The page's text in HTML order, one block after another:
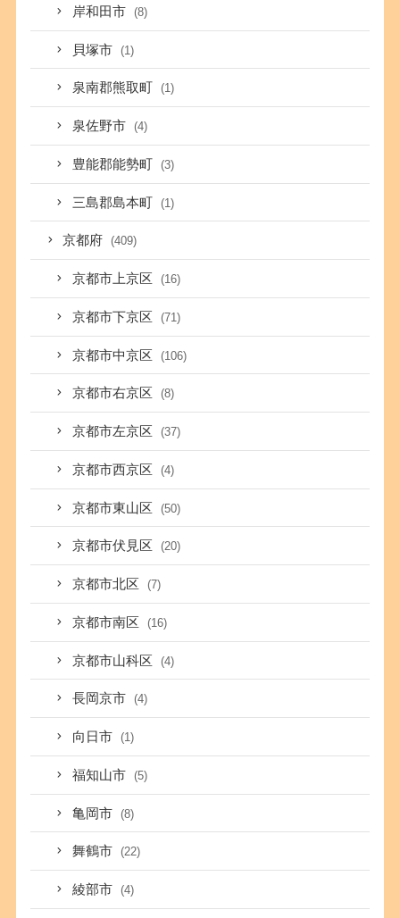
岸和田市 (8)
貝塚市 (1)
泉南郡熊取町 (1)
泉佐野市 (4)
豊能郡能勢町 (3)
三島郡島本町 (1)
京都府 (409)
京都市上京区 (16)
京都市下京区 (71)
京都市中京区 (106)
京都市右京区 (8)
京都市左京区 (37)
京都市西京区 (4)
京都市東山区 (50)
京都市伏見区 (20)
京都市北区 (7)
京都市南区 (16)
京都市山科区 (4)
長岡京市 (4)
向日市 (1)
福知山市 (5)
亀岡市 (8)
舞鶴市 (22)
綾部市 (4)